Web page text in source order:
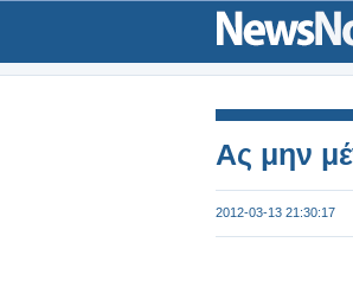
Ας μην
2012-03-13 21:30:17